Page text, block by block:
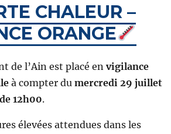
CHALEUR –
ORANGE
de l’Ain est placé en vigilance
à compter du mercredi 29 juillet
12h00.
élevées attendues dans les